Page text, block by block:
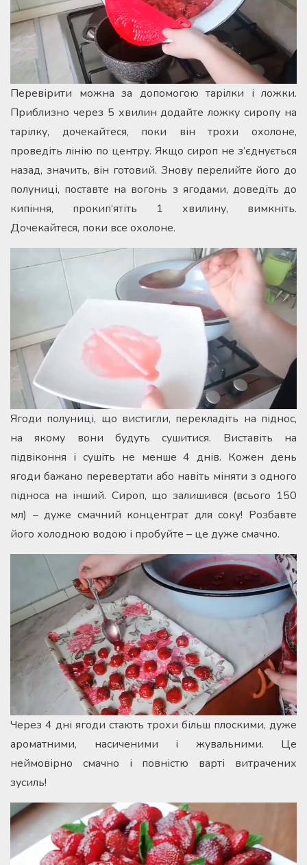
Перевірити можна за допомогою тарілки і ложки.
Приблизно через 5 хвилин додайте ложку сиропу на
тарілку, дочекайтеся, поки він трохи охолоне,
проведіть лінію по центру. Якщо сироп не з’єднується
назад, значить, він готовий. Знову перелийте його до
полуниці, поставте на вогонь з ягодами, доведіть до
кипіння, прокип’ятіть 1 хвилину, вимкніть.
Дочекайтеся, поки все охолоне.
Ягоди полуниці, що вистигли, перекладіть на піднос,
на якому вони будуть сушитися. Виставіть на
підвіконня і сушіть не менше 4 днів. Кожен день
ягоди бажано перевертати або навіть міняти з одного
підноса на інший. Сироп, що залишився (всього 150
мл) – дуже смачний концентрат для соку! Розбавте
його холодною водою і пробуйте – це дуже смачно.
Через 4 дні ягоди стають трохи більш плоскими, дуже
ароматними, насиченими і жувальними. Це
неймовірно смачно і повністю варті витрачених
зусиль!